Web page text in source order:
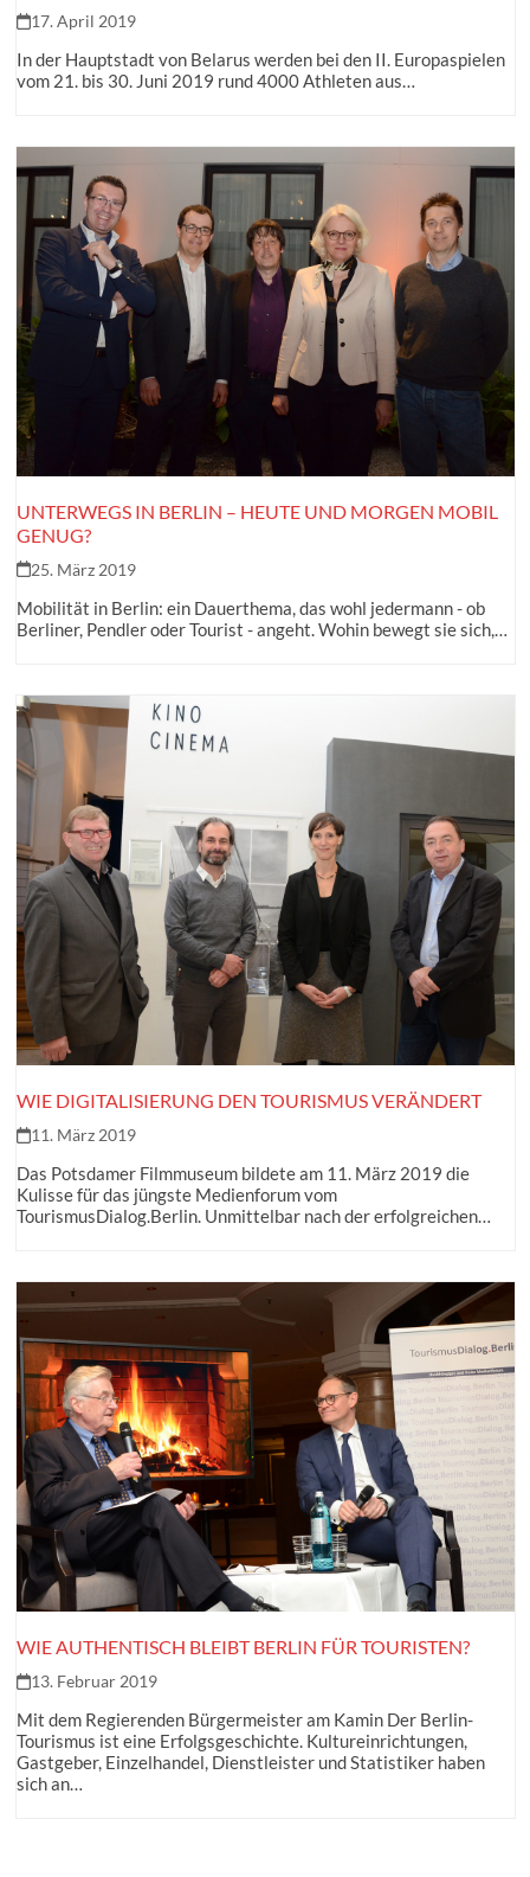
17. April 2019
In der Hauptstadt von Belarus werden bei den II. Europaspielen
vom 21. bis 30. Juni 2019 rund 4000 Athleten aus…
UNTERWEGS IN BERLIN – HEUTE UND MORGEN MOBIL
GENUG?
25. März 2019
Mobilität in Berlin: ein Dauerthema, das wohl jedermann - ob
Berliner, Pendler oder Tourist - angeht. Wohin bewegt sie sich,…
WIE DIGITALISIERUNG DEN TOURISMUS VERÄNDERT
11. März 2019
Das Potsdamer Filmmuseum bildete am 11. März 2019 die
Kulisse für das jüngste Medienforum vom
TourismusDialog.Berlin. Unmittelbar nach der erfolgreichen…
WIE AUTHENTISCH BLEIBT BERLIN FÜR TOURISTEN?
13. Februar 2019
Mit dem Regierenden Bürgermeister am Kamin Der Berlin-
Tourismus ist eine Erfolgsgeschichte. Kultureinrichtungen,
Gastgeber, Einzelhandel, Dienstleister und Statistiker haben
sich an…